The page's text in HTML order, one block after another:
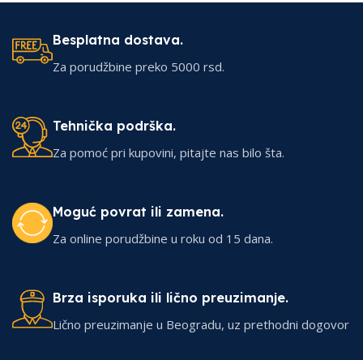
Besplatna dostava.
Za porudžbine preko 5000 rsd.
Tehnička podrška.
Za pomoć pri kupovini, pitajte nas bilo šta.
Moguć povrat ili zamena.
Za online porudžbine u roku od 15 dana.
Brza isporuka ili lično preuzimanje.
Lično preuzimanje u Beogradu, uz prethodni dogovor